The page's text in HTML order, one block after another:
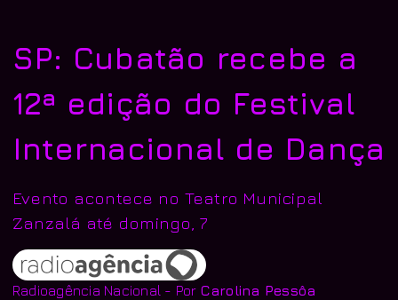
SP: Cubatão recebe a
12ª edição do Festival
Internacional de Dança
Evento acontece no Teatro Municipal
Zanzalá até domingo, 7
Radioagência Nacional - Por Carolina Pessôa